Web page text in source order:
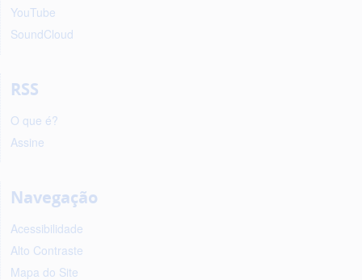
YouTube
SoundCloud
RSS
O que é?
Assine
Navegação
Acessibilidade
Alto Contraste
Mapa do Site